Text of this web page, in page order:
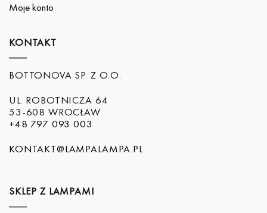
Moje konto
KONTAKT
BOTTONOVA SP. Z O.O.
UL. ROBOTNICZA 64
53-608 WROCŁAW
+48 797 093 003
KONTAKT@LAMPALAMPA.PL
SKLEP Z LAMPAMI